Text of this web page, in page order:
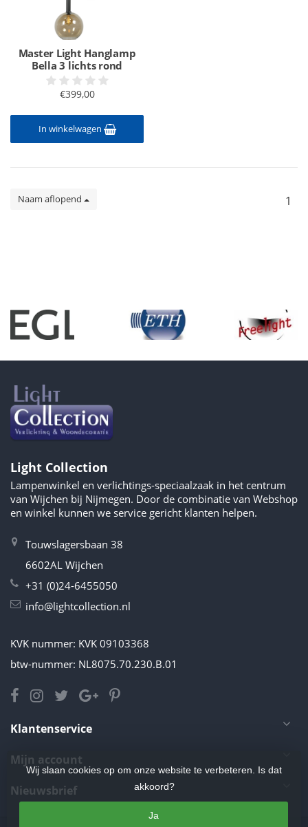
Master Light Hanglamp
Bella 3 lichts rond
€399,00
In winkelwagen
Naam aflopend 1
Light Collection
Lampenwinkel en verlichtings-speciaalzaak in het centrum
van Wijchen bij Nijmegen. Door de combinatie van Webshop
en winkel kunnen we service gericht klanten helpen.
Touwslagersbaan 38
6602AL Wijchen
+31 (0)24-6455050
info@lightcollection.nl
KVK nummer: KVK 09103368
btw-nummer: NL8075.70.230.B.01
Klantenservice
Mijn account
Nieuwsbrief
Wij slaan cookies op om onze website te verbeteren. Is dat
akkoord?
Ja